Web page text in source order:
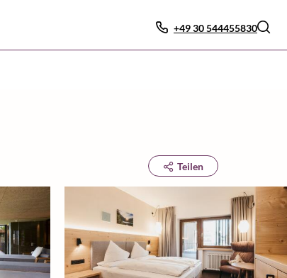
+49 30 544455830
Teilen